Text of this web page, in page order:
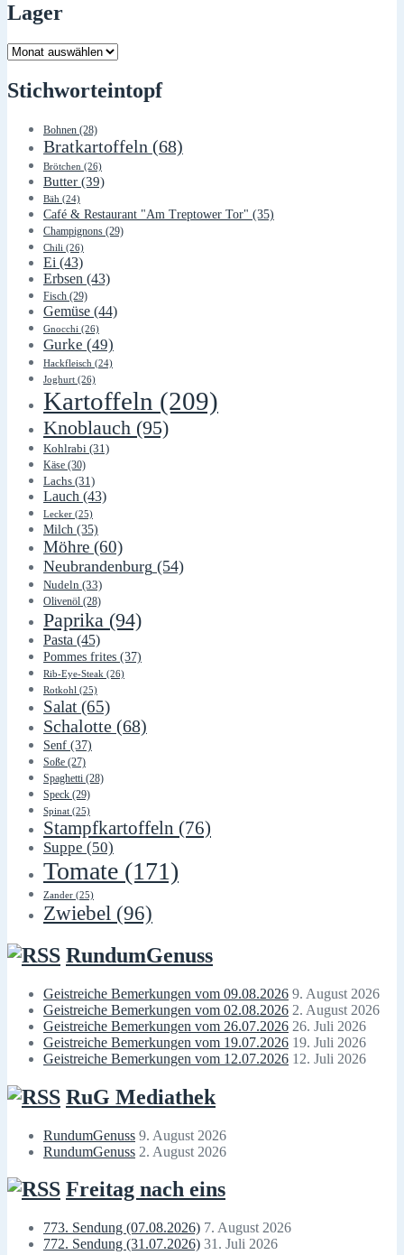
Lager
Lager
Stichworteintopf
Bohnen (28)
Bratkartoffeln (68)
Brötchen (26)
Butter (39)
Bäh (24)
Café & Restaurant "Am Treptower Tor" (35)
Champignons (29)
Chili (26)
Ei (43)
Erbsen (43)
Fisch (29)
Gemüse (44)
Gnocchi (26)
Gurke (49)
Hackfleisch (24)
Joghurt (26)
Kartoffeln (209)
Knoblauch (95)
Kohlrabi (31)
Käse (30)
Lachs (31)
Lauch (43)
Lecker (25)
Milch (35)
Möhre (60)
Neubrandenburg (54)
Nudeln (33)
Olivenöl (28)
Paprika (94)
Pasta (45)
Pommes frites (37)
Rib-Eye-Steak (26)
Rotkohl (25)
Salat (65)
Schalotte (68)
Senf (37)
Soße (27)
Spaghetti (28)
Speck (29)
Spinat (25)
Stampfkartoffeln (76)
Suppe (50)
Tomate (171)
Zander (25)
Zwiebel (96)
RundumGenuss
Geistreiche Bemerkungen vom 09.08.2026 9. August 2026
Geistreiche Bemerkungen vom 02.08.2026 2. August 2026
Geistreiche Bemerkungen vom 26.07.2026 26. Juli 2026
Geistreiche Bemerkungen vom 19.07.2026 19. Juli 2026
Geistreiche Bemerkungen vom 12.07.2026 12. Juli 2026
RuG Mediathek
RundumGenuss 9. August 2026
RundumGenuss 2. August 2026
Freitag nach eins
773. Sendung (07.08.2026) 7. August 2026
772. Sendung (31.07.2026) 31. Juli 2026